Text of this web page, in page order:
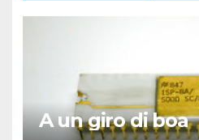
A un giro di boa